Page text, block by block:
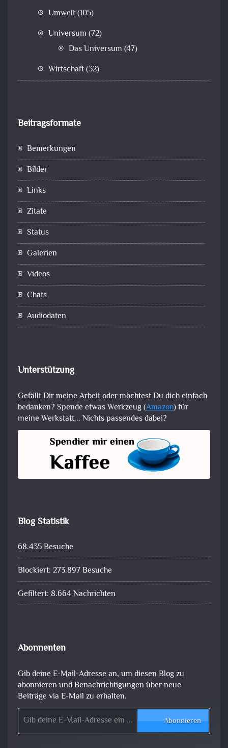
Umwelt(105)
Universum (72)
Das Universum (47)
Wirtschaft(32)
Beitragsformate
Bemerkungen
Bilder
Links
Zitate
Status
Galerien
Videos
Chats
Audiodaten
Unterstützung
Gefällt Dir meine Arbeit oder möchtest Du dich einfach
bedanken? Spende etwas Werkzeug (Amazon) für
meine Werkstatt... Nichts passendes dabei?
Blog Statistik
68.435 Besuche
Blockiert: 273.897 Besuche
Gefiltert: 8.664 Nachrichten
Abonnenten
Gib deine E-Mail-Adresse an, um diesen Blog zu
abonnieren und Benachrichtigungen über neue
Beiträge via E-Mail zu erhalten.
Gib deine E-Mail-Adresse ein ...
Abonnieren